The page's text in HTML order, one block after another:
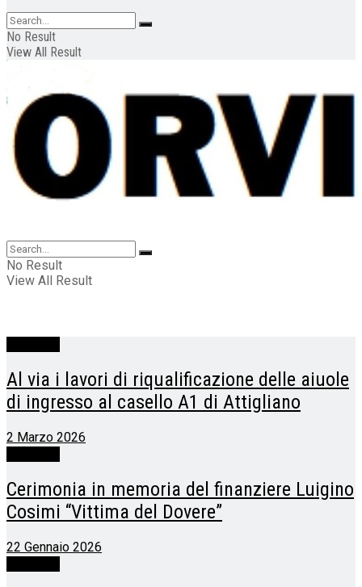
No Result
View All Result
No Result
View All Result
Al via i lavori di riqualificazione delle aiuole
di ingresso al casello A1 di Attigliano
2 Marzo 2026
Cerimonia in memoria del finanziere Luigino
Cosimi “Vittima del Dovere”
22 Gennaio 2026